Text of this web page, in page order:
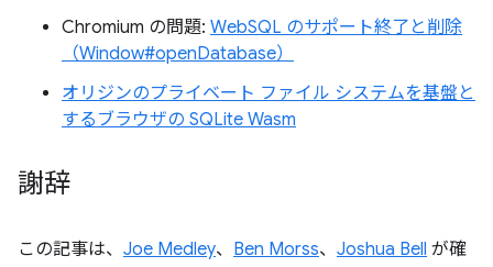
Chromium の問題: WebSQL のサポート終了と削除
（Window#openDatabase）
オリジンのプライベート ファイル システムを基盤と
するブラウザの SQLite Wasm
謝辞
この記事は、 Joe Medley、 Ben Morss、 Joshua Bell が確